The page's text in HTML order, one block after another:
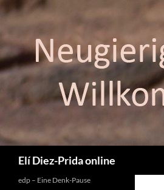
Elí Diez-Prida online
edp – Eine Denk-Pause